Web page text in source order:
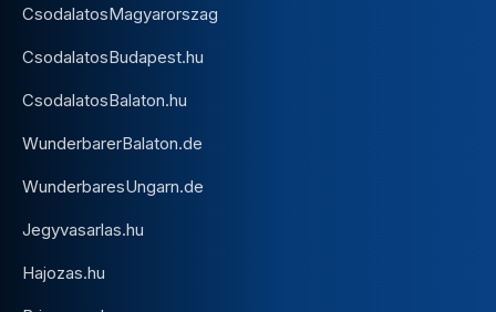
CsodalatosMagyarorszag
CsodalatosBudapest.hu
CsodalatosBalaton.hu
WunderbarerBalaton.de
WunderbaresUngarn.de
Jegyvasarlas.hu
Hajozas.hu